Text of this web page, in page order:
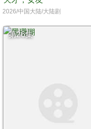
2026/中国大陆/大陆剧
第26集